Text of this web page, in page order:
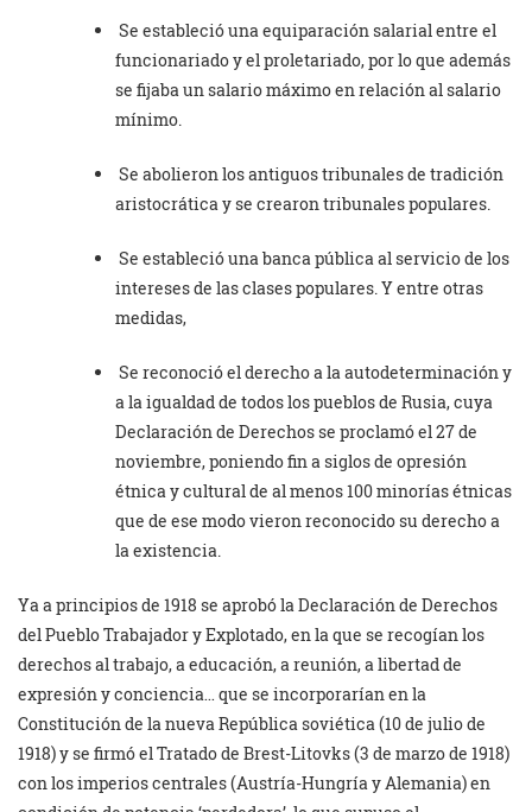
Se estableció una equiparación salarial entre el
funcionariado y el proletariado, por lo que además
se fijaba un salario máximo en relación al salario
mínimo.
Se abolieron los antiguos tribunales de tradición
aristocrática y se crearon tribunales populares.
Se estableció una banca pública al servicio de los
intereses de las clases populares. Y entre otras
medidas,
Se reconoció el derecho a la autodeterminación y
a la igualdad de todos los pueblos de Rusia, cuya
Declaración de Derechos se proclamó el 27 de
noviembre, poniendo fin a siglos de opresión
étnica y cultural de al menos 100 minorías étnicas
que de ese modo vieron reconocido su derecho a
la existencia.
Ya a principios de 1918 se aprobó la Declaración de Derechos
del Pueblo Trabajador y Explotado, en la que se recogían los
derechos al trabajo, a educación, a reunión, a libertad de
expresión y conciencia… que se incorporarían en la
Constitución de la nueva República soviética (10 de julio de
1918) y se firmó el Tratado de Brest-Litovks (3 de marzo de 1918)
con los imperios centrales (Austría-Hungría y Alemania) en